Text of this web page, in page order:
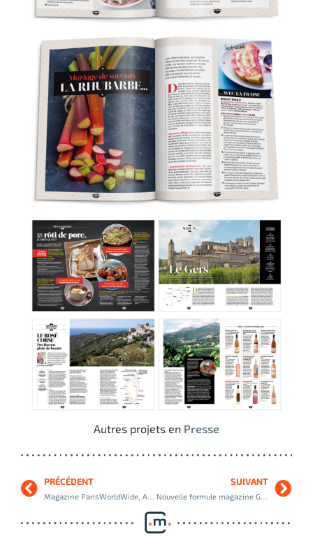
Autres projets en Presse
PRÉCÉDENT
Magazine ParisWorldWide, Aéroports de Paris
SUIVANT
Nouvelle formule magazine Gourmand, Reworld Media